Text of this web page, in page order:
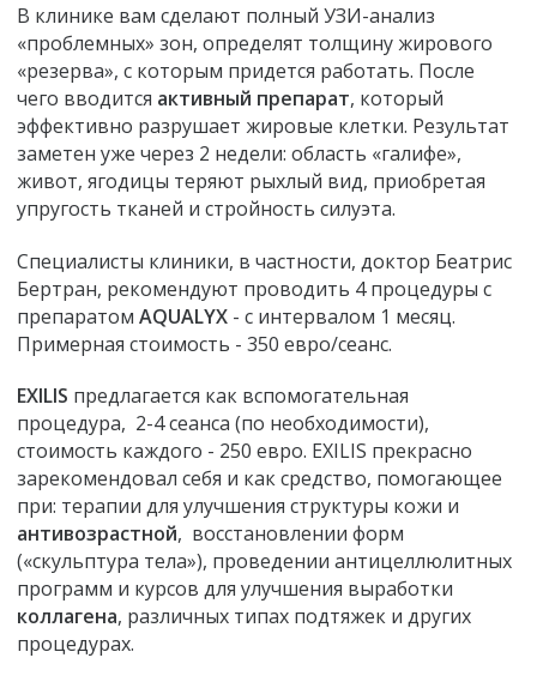
В клинике вам сделают полный УЗИ-анализ
«проблемных» зон, определят толщину жирового
«резерва», с которым придется работать. После
чего вводится активный препарат, который
эффективно разрушает жировые клетки. Результат
заметен уже через 2 недели: область «галифе»,
живот, ягодицы теряют рыхлый вид, приобретая
упругость тканей и стройность силуэта.
Специалисты клиники, в частности, доктор Беатрис
Бертран, рекомендуют проводить 4 процедуры с
препаратом AQUALYX - с интервалом 1 месяц.
Примерная стоимость - 350 евро/сеанс.
EXILIS предлагается как вспомогательная
процедура, 2-4 сеанса (по необходимости),
стоимость каждого - 250 евро. EXILIS прекрасно
зарекомендовал себя и как средство, помогающее
при: терапии для улучшения структуры кожи и
антивозрастной, восстановлении форм
(«скульптура тела»), проведении антицеллюлитных
программ и курсов для улучшения выработки
коллагена, различных типах подтяжек и других
процедурах.